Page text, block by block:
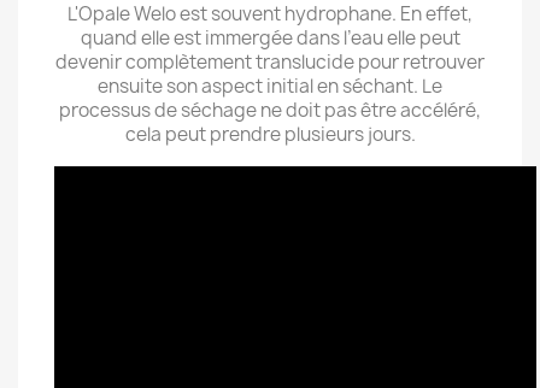
L'Opale Welo est souvent hydrophane. En effet,
quand elle est immergée dans l’eau elle peut
devenir complètement translucide pour retrouver
ensuite son aspect initial en séchant. Le
processus de séchage ne doit pas être accéléré,
cela peut prendre plusieurs jours.